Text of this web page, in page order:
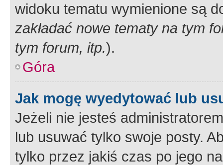
widoku tematu wymienione są
zakładać nowe tematy na tym
tym forum, itp.).
Góra
Jak mogę wyedytować lub
Jeżeli nie jesteś
lub usuwać tylko swoje posty.
tylko przez jakiś czas po jego